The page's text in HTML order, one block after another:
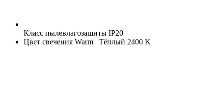
Класс пылевлагозащиты IP20
Цвет свечения Warm | Тёплый 2400 K